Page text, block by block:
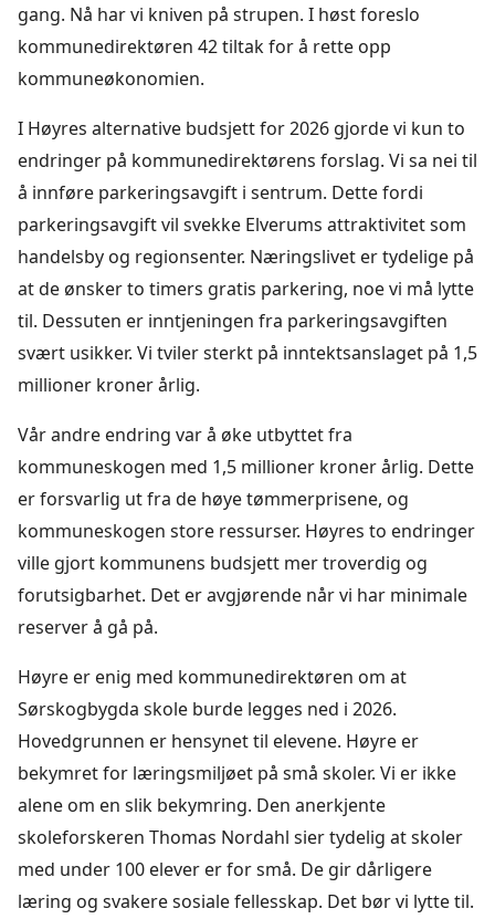
gang. Nå har vi kniven på strupen. I høst foreslo
kommunedirektøren 42 tiltak for å rette opp
kommuneøkonomien.
I Høyres alternative budsjett for 2026 gjorde vi kun to
endringer på kommunedirektørens forslag. Vi sa nei til
å innføre parkeringsavgift i sentrum. Dette fordi
parkeringsavgift vil svekke Elverums attraktivitet som
handelsby og regionsenter. Næringslivet er tydelige på
at de ønsker to timers gratis parkering, noe vi må lytte
til. Dessuten er inntjeningen fra parkeringsavgiften
svært usikker. Vi tviler sterkt på inntektsanslaget på 1,5
millioner kroner årlig.
Vår andre endring var å øke utbyttet fra
kommuneskogen med 1,5 millioner kroner årlig. Dette
er forsvarlig ut fra de høye tømmerprisene, og
kommuneskogen store ressurser. Høyres to endringer
ville gjort kommunens budsjett mer troverdig og
forutsigbarhet. Det er avgjørende når vi har minimale
reserver å gå på.
Høyre er enig med kommunedirektøren om at
Sørskogbygda skole burde legges ned i 2026.
Hovedgrunnen er hensynet til elevene. Høyre er
bekymret for læringsmiljøet på små skoler. Vi er ikke
alene om en slik bekymring. Den anerkjente
skoleforskeren Thomas Nordahl sier tydelig at skoler
med under 100 elever er for små. De gir dårligere
læring og svakere sosiale fellesskap. Det bør vi lytte til.